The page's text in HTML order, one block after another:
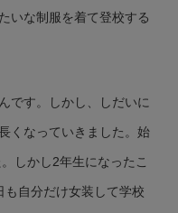
いな制服を着て登校する
です。しかし、しだいに
くなっていきました。始
しかし2年生になったこ
自分だけ女装して学校